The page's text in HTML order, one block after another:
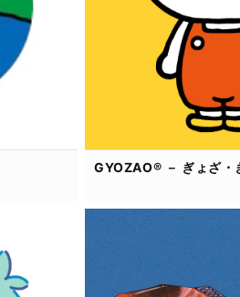
GYOZAO® － ぎょざ・